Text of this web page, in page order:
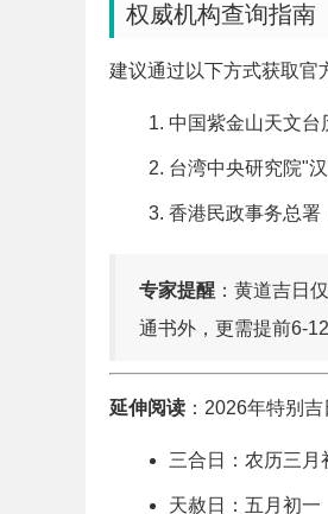
权威机构查询指南
建议通过以下方式获取官
中国紫金山天文台
台湾中央研究院"
香港民政事务总署
专家提醒 ：黄道吉日
通书外，更需提前6-
延伸阅读 ：2026年特别吉
三合日：农历三月
天赦日：五月初一